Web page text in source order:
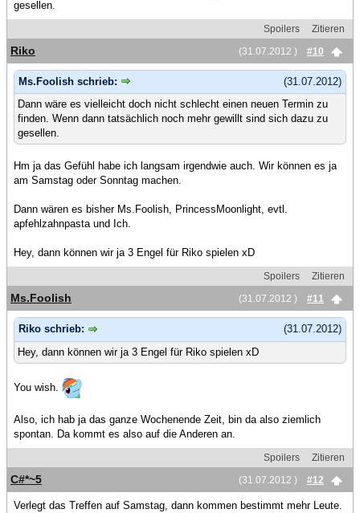
gesellen.
Spoilers
Zitieren
(31.07.2012 )
#10
Riko
(31.07.2012)
Ms.Foolish schrieb:
Dann wäre es vielleicht doch nicht schlecht einen neuen Termin zu
finden. Wenn dann tatsächlich noch mehr gewillt sind sich dazu zu
gesellen.
Hm ja das Gefühl habe ich langsam irgendwie auch. Wir können es ja
am Samstag oder Sonntag machen.
Dann wären es bisher Ms.Foolish, PrincessMoonlight, evtl.
apfehlzahnpasta und Ich.
Hey, dann können wir ja 3 Engel für Riko spielen xD
Spoilers
Zitieren
(31.07.2012 )
#11
Ms.Foolish
(31.07.2012)
Riko schrieb:
Hey, dann können wir ja 3 Engel für Riko spielen xD
You wish.
Also, ich hab ja das ganze Wochenende Zeit, bin da also ziemlich
spontan. Da kommt es also auf die Anderen an.
Spoilers
Zitieren
(31.07.2012 )
#12
C#*~5
Verlegt das Treffen auf Samstag, dann kommen bestimmt mehr Leute.